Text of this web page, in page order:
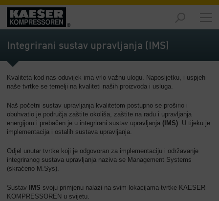
Proizvodi
-
Pregled
-
Pregled
Servis
-
Pregled
Tvrtka
-
Pregled
Integrirani sustav upravljanja (IMS)
Kvaliteta kod nas oduvijek ima vrlo važnu ulogu. Naposljetku, i uspjeh
naše tvrtke se temelji na kvaliteti naših proizvoda i usluga.
Naš početni sustav upravljanja kvalitetom postupno se proširio i
obuhvatio je područja zaštite okoliša, zaštite na radu i upravljanja
energijom i prebačen je u integrirani sustav upravljanja (IMS). U tijeku je
implementacija i ostalih sustava upravljanja.
Odjel unutar tvrtke koji je odgovoran za implementaciju i održavanje
integriranog sustava upravljanja naziva se Management Systems
(skraćeno M.Sys).
Sustav IMS svoju primjenu nalazi na svim lokacijama tvrtke KAESER
KOMPRESSOREN u svijetu.